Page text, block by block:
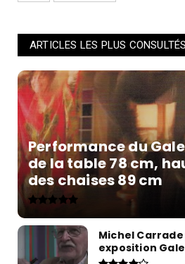
ARTICLES LES PLUS CONSULTÉS
Performance du
de la table 78 cm,
des chaises 89 cm
Michel
exposition